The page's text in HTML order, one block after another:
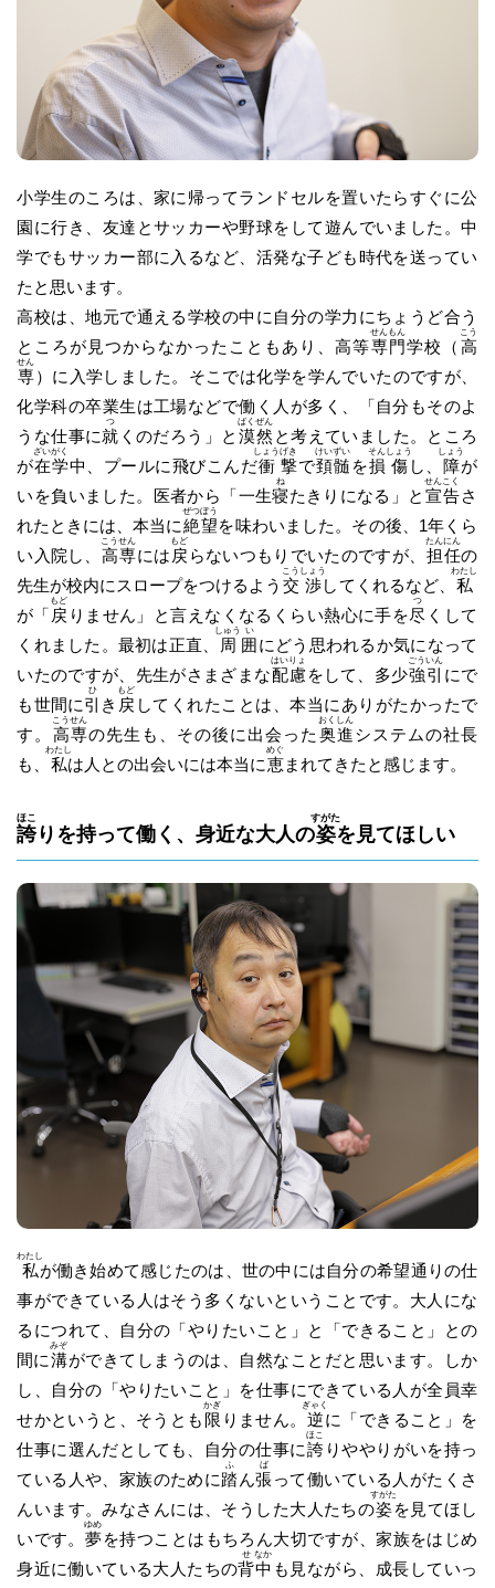
小学生のころは、家に帰ってランドセルを置いたらすぐに公
園に行き、友達とサッカーや野球をして遊んでいました。中
学でもサッカー部に入るなど、活発な子ども時代を送ってい
たと思います。
高校は、地元で通える学校の中に自分の学力にちょうど合う
ところが見つからなかったこともあり、高等専
せん
門
もん
学校（ 高
こう
専
せん
）に入学しました。そこでは化学を学んでいたのですが、
化学科の卒業生は工場などで働く人が多く、「自分もそのよ
うな仕事に就
つ
くのだろう」と 漠
ばく
然
ぜん
と考えていました。ところ
が在
ざい
学
がく
中、プールに飛びこんだ衝
しょう
撃
げき
で頚
けい
髄
ずい
を損
そん
傷
しょう
し、 障
しょう
が
いを負いました。医者から「一生寝
ね
たきりになる」と 宣
せん
告
こく
さ
れたときには、本当に絶
ぜつ
望
ぼう
を味わいました。その後、1年くら
い入院し、 高
こう
専
せん
には 戻
もど
らないつもりでいたのですが、 担
たん
任
にん
の
先生が校内にスロープをつけるよう 交
こう
渉
しょう
してくれるなど、 私
わたし
が「 戻
もど
りません」と言えなくなるくらい熱心に手を尽
つ
くして
くれました。最初は正直、
周
しゅう
囲
い
にどう思われるか気になって
いたのですが、先生がさまざまな配
はい
慮
りょ
をして、多少強
ごう
引
いん
にで
も世間に引
ひ
き 戻
もど
してくれたことは、本当にありがたかったで
す。 高
こう
専
せん
の先生も、その後に出会った 奥
おく
進
しん
システムの社長
も、 私
わたし
は人との出会いには本当に恵
めぐ
まれてきたと感じます。
誇
ほこ
りを持って働く、身近な大人の姿
すがた
を見てほしい
私
わたし
が働き始めて感じたのは、世の中には自分の希望通りの仕
事ができている人はそう多くないということです。大人にな
るにつれて、自分の「やりたいこと」と「できること」との
間に溝
みぞ
ができてしまうのは、自然なことだと思います。しか
し、自分の「やりたいこと」を仕事にできている人が全員幸
せかというと、そうとも 限
かぎ
りません。 逆
ぎゃく
に「できること」を
仕事に選んだとしても、自分の仕事に誇
ほこ
りややりがいを持っ
ている人や、家族のために踏
ふ
ん張
ば
って働いている人がたくさ
んいます。みなさんには、そうした大人たちの姿
すがた
を見てほし
いです。 夢
ゆめ
を持つことはもちろん大切ですが、家族をはじめ
身近に働いている大人たちの背
せ
中
なか
も見ながら、成長していっ